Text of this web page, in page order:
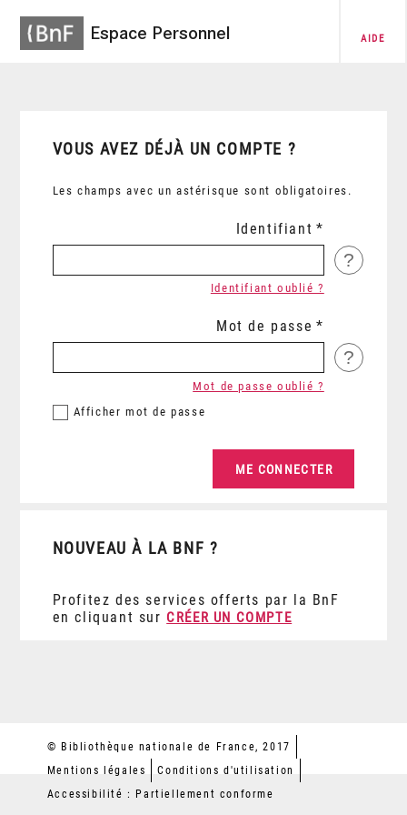
Espace Personnel AIDE
VOUS AVEZ DÉJÀ UN COMPTE ?
Les champs avec un astérisque sont obligatoires.
Identifiant
?
Identifiant oublié ?
Mot de passe
?
Afficher mot de passe
Mot de passe oublié ?
NOUVEAU À LA BNF ?
Profitez des services offerts par la BnF
en cliquant sur CRÉER UN COMPTE
© Bibliothèque nationale de France, 2017
Mentions légales
Conditions d'utilisation
Accessibilité : Partiellement conforme